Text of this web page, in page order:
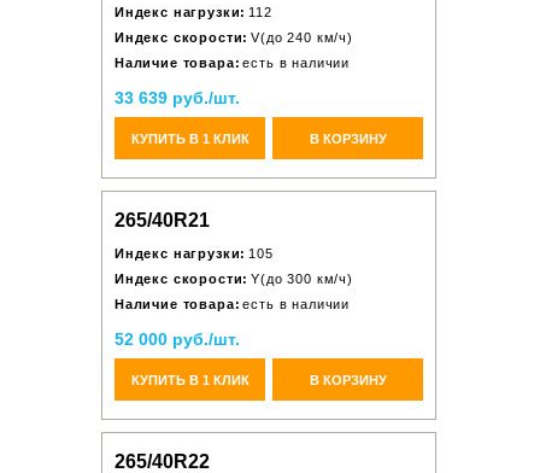
Индекс нагрузки: 112
Индекс скорости: V(до 240 км/ч)
Наличие товара: есть в наличии
33 639 руб./шт.
КУПИТЬ В 1 КЛИК В КОРЗИНУ
265/40R21
Индекс нагрузки: 105
Индекс скорости: Y(до 300 км/ч)
Наличие товара: есть в наличии
52 000 руб./шт.
КУПИТЬ В 1 КЛИК В КОРЗИНУ
265/40R22